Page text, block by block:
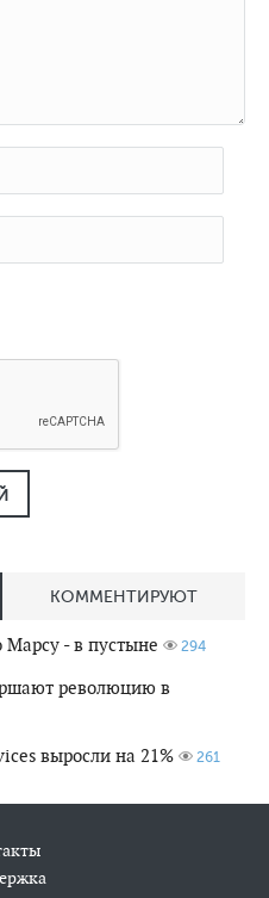
КОММЕНТИРУЮТ
Марсу - в пустыне 294
революцию в
выросли на 21% 261